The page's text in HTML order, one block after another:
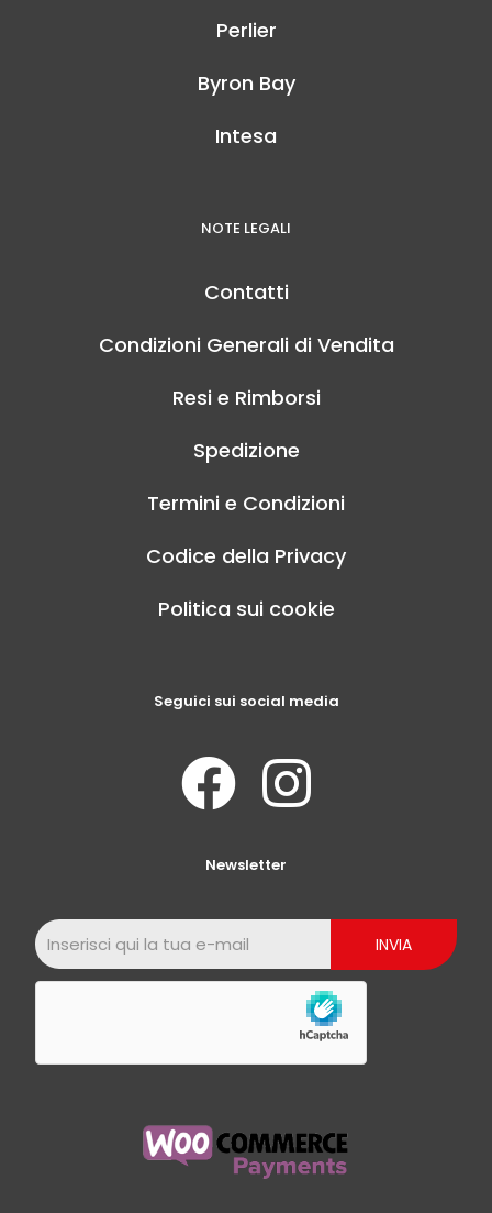
Perlier
Byron Bay
Intesa
NOTE LEGALI
Contatti
Condizioni Generali di Vendita
Resi e Rimborsi
Spedizione
Termini e Condizioni
Codice della Privacy
Politica sui cookie
Seguici sui social media
Newsletter